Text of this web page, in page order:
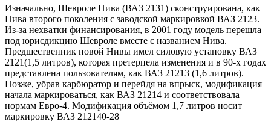
Изначально, Шевроле Нива (ВАЗ 2131) сконструирована, как
Нива второго поколения с заводской маркировкой ВАЗ 2123.
Из-за нехватки финансирования, в 2001 году модель перешла
под юрисдикцию Шевроле вместе с названием Нива.
Предшественник новой Нивы имел силовую установку ВАЗ
2121(1,5 литров), которая претерпела изменения и в 90-х годах
представлена пользователям, как ВАЗ 21213 (1,6 литров).
Позже, убрав карбюратор и перейдя на впрыск, модификация
начала маркироваться, как ВАЗ 21214 и соответствовала
нормам Евро-4. Модификация объёмом 1,7 литров носит
маркировку ВАЗ 212140-28